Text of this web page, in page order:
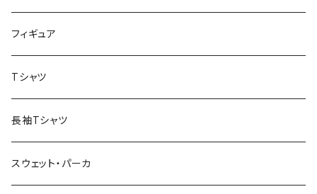
フィギュア
Tシャツ
長袖Tシャツ
スウェット・パーカ